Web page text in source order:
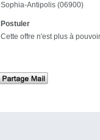
Sophia-Antipolis (06900)
Postuler
Cette offre n'est plus à